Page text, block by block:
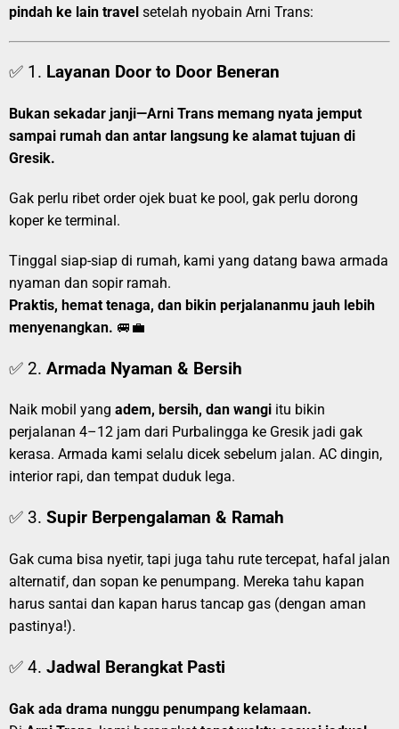
pindah ke lain travel setelah nyobain Arni Trans:
✅ 1. Layanan Door to Door Beneran
Bukan sekadar janji—Arni Trans memang nyata jemput
sampai rumah dan antar langsung ke alamat tujuan di
Gresik.
Gak perlu ribet order ojek buat ke pool, gak perlu dorong
koper ke terminal.
Tinggal siap-siap di rumah, kami yang datang bawa armada
nyaman dan sopir ramah.
Praktis, hemat tenaga, dan bikin perjalananmu jauh lebih
menyenangkan. 🚐💼
✅ 2. Armada Nyaman & Bersih
Naik mobil yang adem, bersih, dan wangi itu bikin
perjalanan 4–12 jam dari Purbalingga ke Gresik jadi gak
kerasa. Armada kami selalu dicek sebelum jalan. AC dingin,
interior rapi, dan tempat duduk lega.
✅ 3. Supir Berpengalaman & Ramah
Gak cuma bisa nyetir, tapi juga tahu rute tercepat, hafal jalan
alternatif, dan sopan ke penumpang. Mereka tahu kapan
harus santai dan kapan harus tancap gas (dengan aman
pastinya!).
✅ 4. Jadwal Berangkat Pasti
Gak ada drama nunggu penumpang kelamaan.